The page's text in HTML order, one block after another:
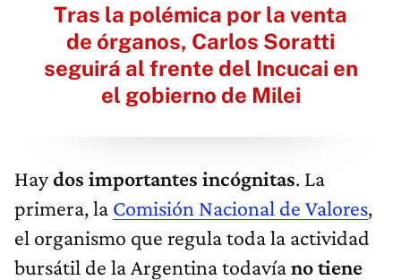
Tras la polémica por la venta
de órganos, Carlos Soratti
seguirá al frente del Incucai en
el gobierno de Milei
Haydos importantes incógnitas. La
primera, la Comisión Nacional de Valores,
el organismo que regula toda la actividad
bursátil de la Argentina todavíano tiene